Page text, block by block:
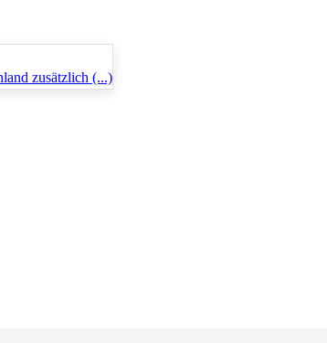
zusätzlich (...)